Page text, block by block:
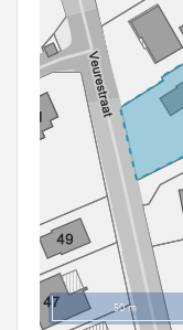
Aanmelden
50 m